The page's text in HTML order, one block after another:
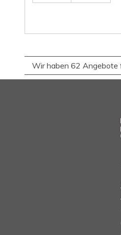
Wir haben 62 Angebote